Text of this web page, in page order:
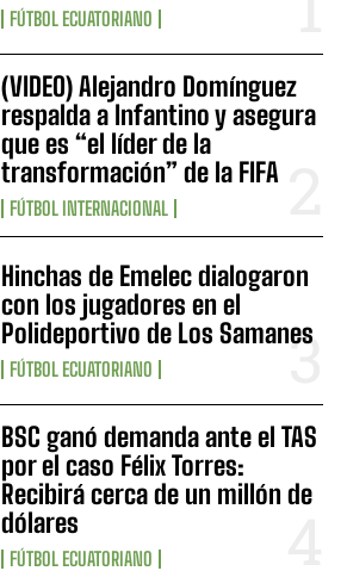
FÚTBOL ECUATORIANO
(VIDEO) Alejandro Domínguez
respalda a Infantino y asegura
que es “el líder de la
transformación” de la FIFA
FÚTBOL INTERNACIONAL
Hinchas de Emelec dialogaron
con los jugadores en el
Polideportivo de Los Samanes
FÚTBOL ECUATORIANO
BSC ganó demanda ante el TAS
por el caso Félix Torres:
Recibirá cerca de un millón de
dólares
FÚTBOL ECUATORIANO